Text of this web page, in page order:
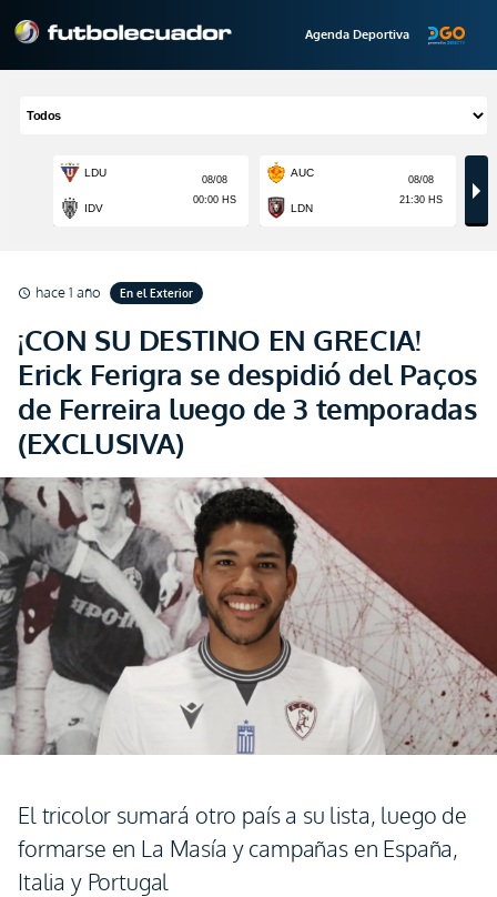
Agenda Deportiva
schedule hace 1 año En el Exterior
¡CON SU DESTINO EN GRECIA!
Erick Ferigra se despidió del Paços
de Ferreira luego de 3 temporadas
(EXCLUSIVA)
El tricolor sumará otro país a su lista, luego de
formarse en La Masía y campañas en España,
Italia y Portugal